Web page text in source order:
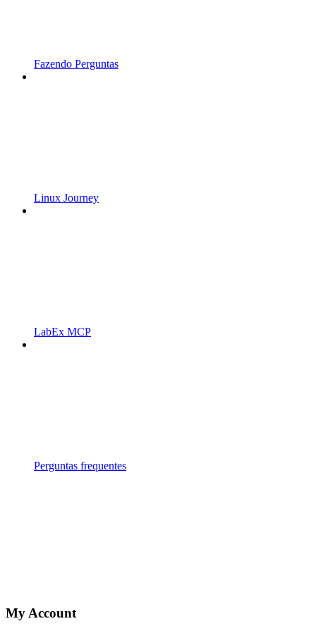
Fazendo Perguntas
Linux Journey
LabEx MCP
Perguntas frequentes
My Account